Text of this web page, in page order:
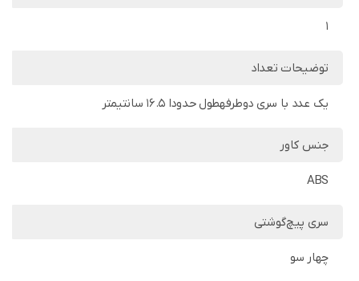
1
توضیحات تعداد
یک عدد با سری دوطرفهطول حدودا 16.5 سانتیمتر
جنس کاور
ABS
سری پیچ‌گوشتی
چهار سو